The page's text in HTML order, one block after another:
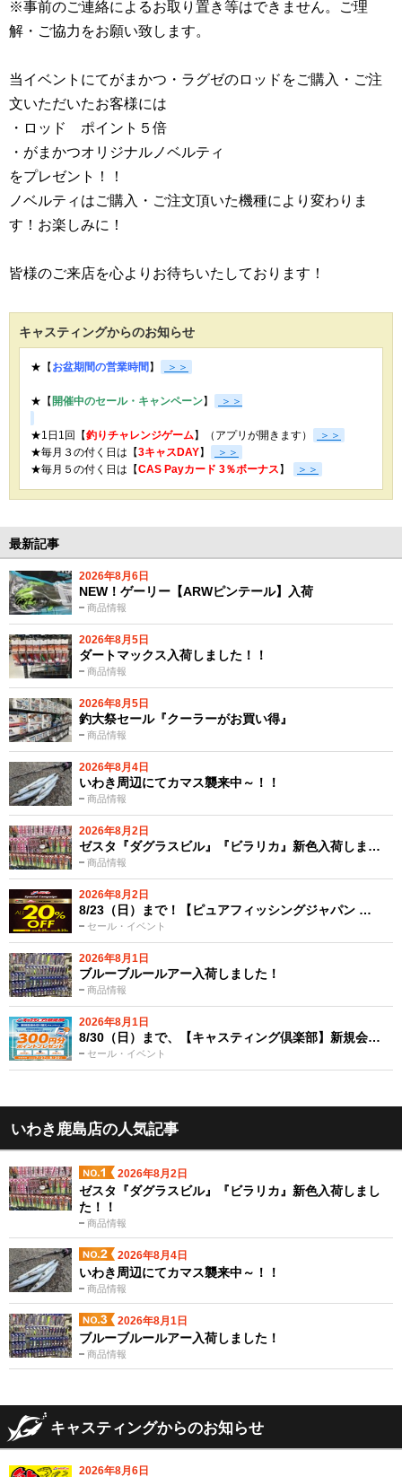
※事前のご連絡によるお取り置き等はできません。ご理
解・ご協力をお願い致します。
当イベントにてがまかつ・ラグゼのロッドをご購入・ご注
文いただいたお客様には
・ロッド ポイント５倍
・がまかつオリジナルノベルティ
をプレゼント！！
ノベルティはご購入・ご注文頂いた機種により変わりま
す！お楽しみに！
皆様のご来店を心よりお待ちいたしております！
キャスティングからのお知らせ
★【お盆期間の営業時間】 ＞＞
★【開催中のセール・キャンペーン】 ＞＞
★1日1回【釣りチャレンジゲーム】（アプリが開きます）
＞＞
★毎月３の付く日は【3キャスDAY】
＞＞
★毎月５の付く日は【CAS Payカード 3％ボーナス】 ＞＞
最新記事
2026年8月6日
商品情報
NEW！ゲーリー【ARWピンテール】入荷
2026年8月5日
商品情報
ダートマックス入荷しました！！
2026年8月5日
商品情報
釣大祭セール『クーラーがお買い得』
2026年8月4日
商品情報
いわき周辺にてカマス襲来中～！！
2026年8月2日
商品情報
ゼスタ『ダグラスビル』『ビラリカ』新色入荷しま…
2026年8月2日
セール・イベント
8/23（日）まで！【ピュアフィッシングジャパン …
2026年8月1日
商品情報
ブルーブルールアー入荷しました！
2026年8月1日
セール・イベント
8/30（日）まで、【キャスティング倶楽部】新規会…
いわき鹿島店の人気記事
2026年8月2日
商品情報
ゼスタ『ダグラスビル』『ビラリカ』新色入荷しまし
た！！
2026年8月4日
商品情報
いわき周辺にてカマス襲来中～！！
2026年8月1日
商品情報
ブルーブルールアー入荷しました！
キャスティングからのお知らせ
2026年8月6日